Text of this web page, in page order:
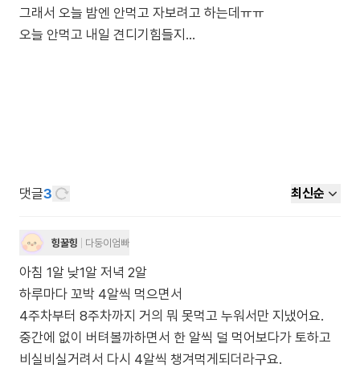
그래서 오늘 밤엔 안먹고 자보려고 하는데ㅠㅠ
오늘 안먹고 내일 견디기힘들지...
댓글3 최신순
힝꿀힝 다둥이엄빠
아침 1알 낮1알 저녁 2알
하루마다 꼬박 4알씩 먹으면서
4주차부터 8주차까지 거의 뭐 못먹고 누워서만 지냈어요.
중간에 없이 버텨볼까하면서 한 알씩 덜 먹어보다가 토하고
비실비실거려서 다시 4알씩 챙겨먹게되더라구요.